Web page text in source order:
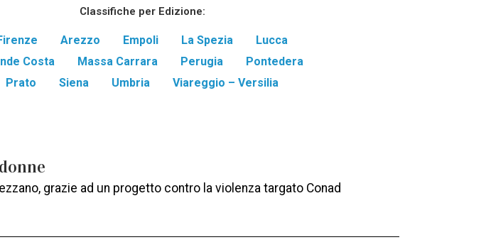
Classifiche per Edizione:
Arezzo Empoli La Spezia
Lucca
Costa
Massa Carrara Perugia
Pontedera
Prato
Siena Umbria Viareggio – Versilia
grazie ad un progetto contro la violenza targato Conad